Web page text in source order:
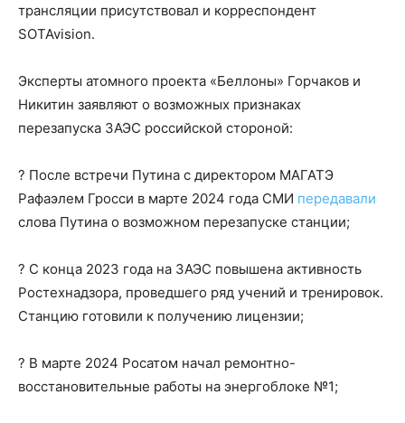
трансляции присутствовал и корреспондент
SOTAvision.
Эксперты атомного проекта «Беллоны» Горчаков и
Никитин заявляют о возможных признаках
перезапуска ЗАЭС российской стороной:
? После встречи Путина с директором МАГАТЭ
Рафаэлем Гросси в марте 2024 года СМИ передавали
слова Путина о возможном перезапуске станции;
? С конца 2023 года на ЗАЭС повышена активность
Ростехнадзора, проведшего ряд учений и тренировок.
Станцию готовили к получению лицензии;
? В марте 2024 Росатом начал ремонтно-
восстановительные работы на энергоблоке №1;